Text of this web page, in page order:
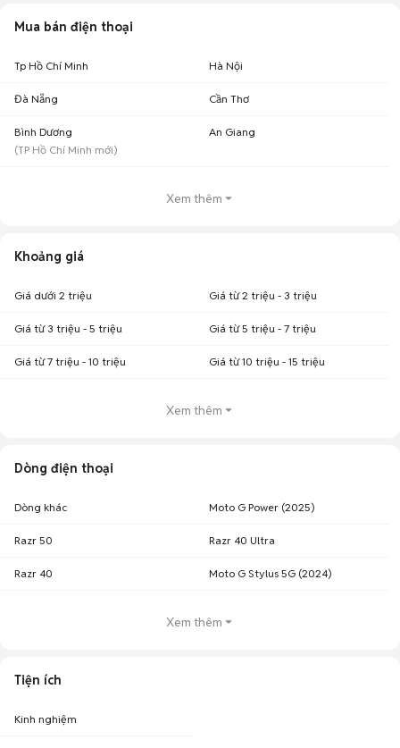
Mua bán điện thoại
Tp Hồ Chí Minh Hà Nội
Đà Nẵng Cần Thơ
Bình Dương
(TP Hồ Chí Minh mới)
An Giang
Xem thêm
Khoảng giá
Giá dưới 2 triệu Giá từ 2 triệu - 3 triệu
Giá từ 3 triệu - 5 triệu Giá từ 5 triệu - 7 triệu
Giá từ 7 triệu - 10 triệu Giá từ 10 triệu - 15 triệu
Xem thêm
Dòng điện thoại
Dòng khác Moto G Power (2025)
Razr 50 Razr 40 Ultra
Razr 40 Moto G Stylus 5G (2024)
Xem thêm
Tiện ích
Kinh nghiệm